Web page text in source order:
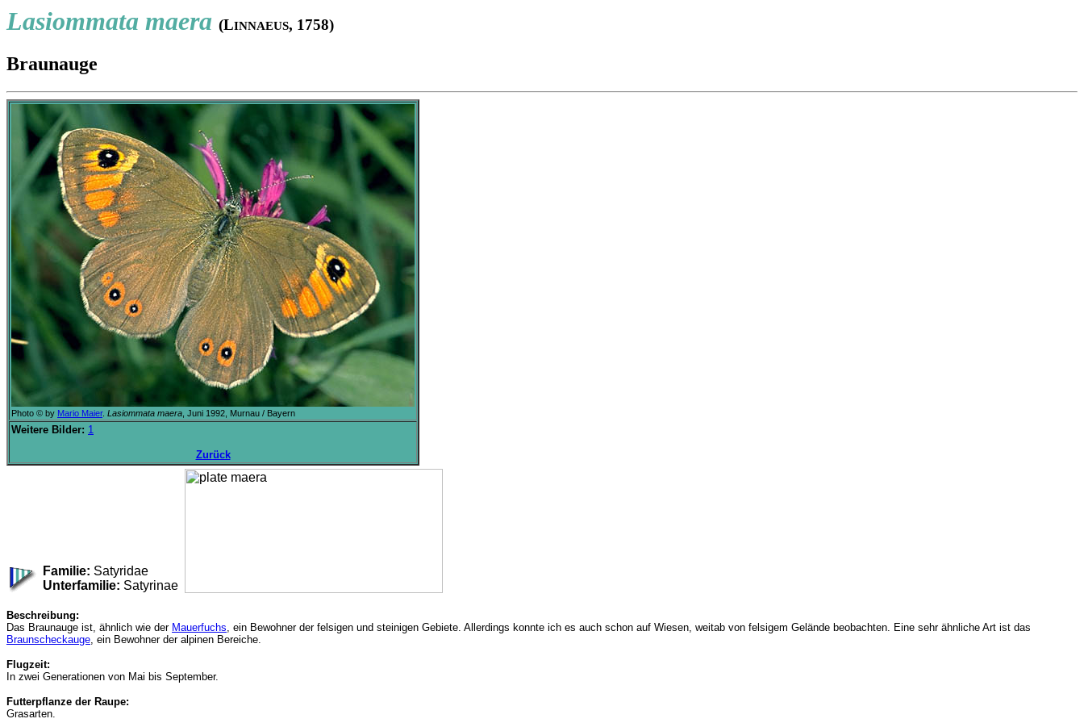
Lasiommata maera (LINNAEUS, 1758)
Braunauge
Photo © by Mario Maier. Lasiommata maera , Juni 1992, Murnau / Bayern
Weitere Bilder: 1
Zurück
Familie: Satyridae
Unterfamilie: Satyrinae
Beschreibung:
Das Braunauge ist, ähnlich wie der Mauerfuchs, ein Bewohner der felsigen und steinigen Gebiete. Allerdings konnte ich es auch schon auf Wiesen, weitab von felsigem Gelände beobachten. Eine sehr ähnliche Art ist das
Braunscheckauge, ein Bewohner der alpinen Bereiche.
Flugzeit:
In zwei Generationen von Mai bis September.
Futterpflanze der Raupe:
Grasarten.